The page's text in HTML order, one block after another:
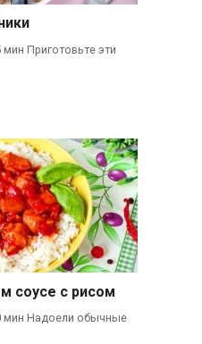
Приготовьте эти
соусе с рисом
мин Надоели обычные